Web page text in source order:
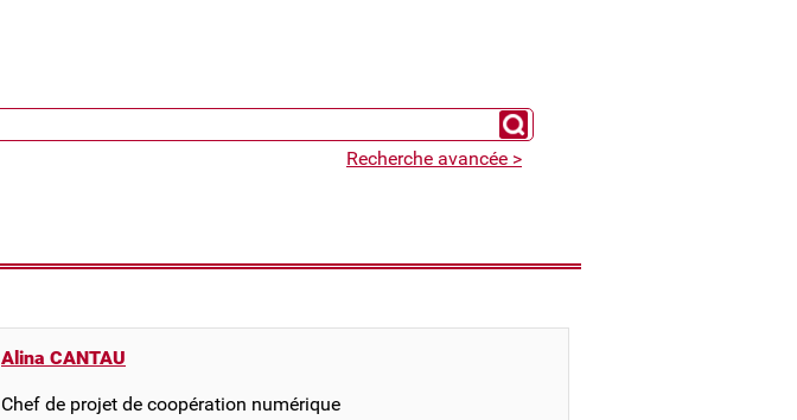
Chercher un expert
Recherche avancée >
Alina CANTAU
Chef de projet de coopération numérique